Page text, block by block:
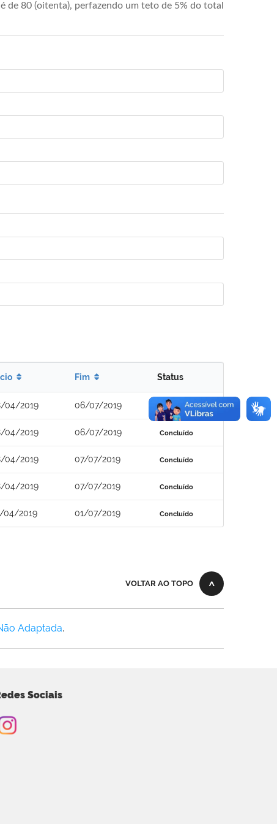
de 80 (oitenta), perfazendo um teto de 5% do total
Fim Status
04/2019 06/07/2019 Concluído
04/2019 06/07/2019 Concluído
04/2019 07/07/2019 Concluído
04/2019 07/07/2019 Concluído
04/2019 01/07/2019 Concluído
VOLTAR AO TOPO
Adaptada.
Sociais